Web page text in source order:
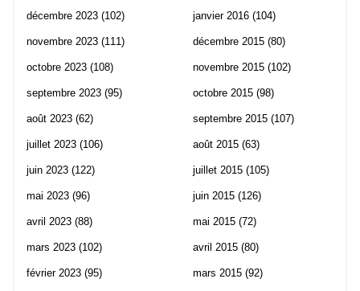
décembre 2023 (102)
novembre 2023 (111)
octobre 2023 (108)
septembre 2023 (95)
août 2023 (62)
juillet 2023 (106)
juin 2023 (122)
mai 2023 (96)
avril 2023 (88)
mars 2023 (102)
février 2023 (95)
janvier 2016 (104)
décembre 2015 (80)
novembre 2015 (102)
octobre 2015 (98)
septembre 2015 (107)
août 2015 (63)
juillet 2015 (105)
juin 2015 (126)
mai 2015 (72)
avril 2015 (80)
mars 2015 (92)